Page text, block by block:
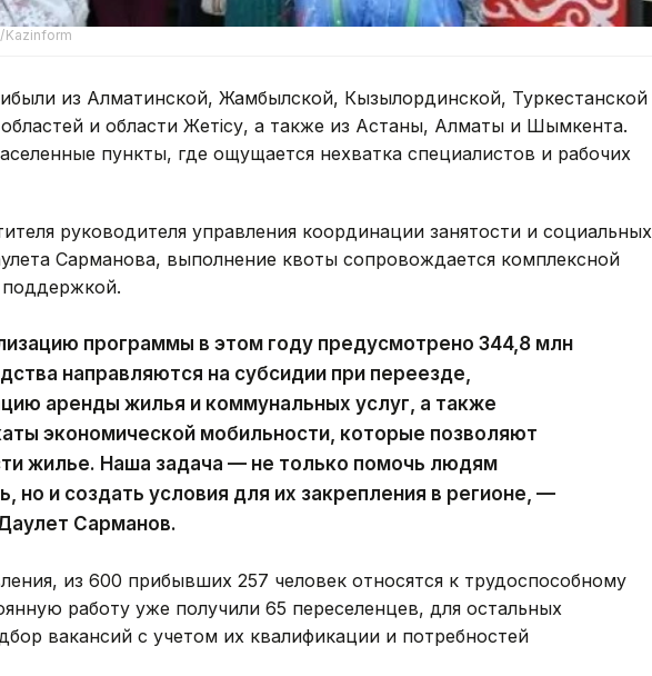
из Алматинской, Жамбылской, Кызылординской, Туркестанской
и области Жетiсу, а также из Астаны, Алматы и Шымкента.
пункты, где ощущается нехватка специалистов и рабочих
руководителя управления координации занятости и социальных
Сарманова, выполнение квоты сопровождается комплексной
поддержкой.
программы в этом году предусмотрено 344,8 млн
направляются на субсидии при переезде,
аренды жилья и коммунальных услуг, а также
экономической мобильности, которые позволяют
жилье. Наша задача — не только помочь людям
но и создать условия для их закрепления в регионе, —
Сарманов.
из 600 прибывших 257 человек относятся к трудоспособному
работу уже получили 65 переселенцев, для остальных
вакансий с учетом их квалификации и потребностей